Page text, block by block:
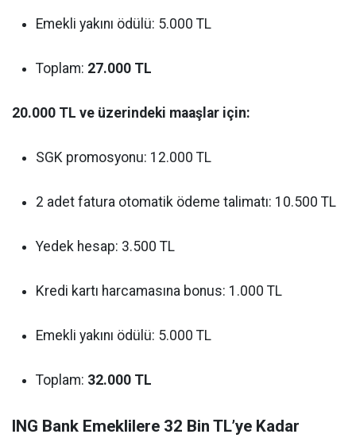
Emekli yakını ödülü: 5.000 TL
Toplam: 27.000 TL
20.000 TL ve üzerindeki maaşlar için:
SGK promosyonu: 12.000 TL
2 adet fatura otomatik ödeme talimatı: 10.500 TL
Yedek hesap: 3.500 TL
Kredi kartı harcamasına bonus: 1.000 TL
Emekli yakını ödülü: 5.000 TL
Toplam: 32.000 TL
ING Bank Emeklilere 32 Bin TL’ye Kadar